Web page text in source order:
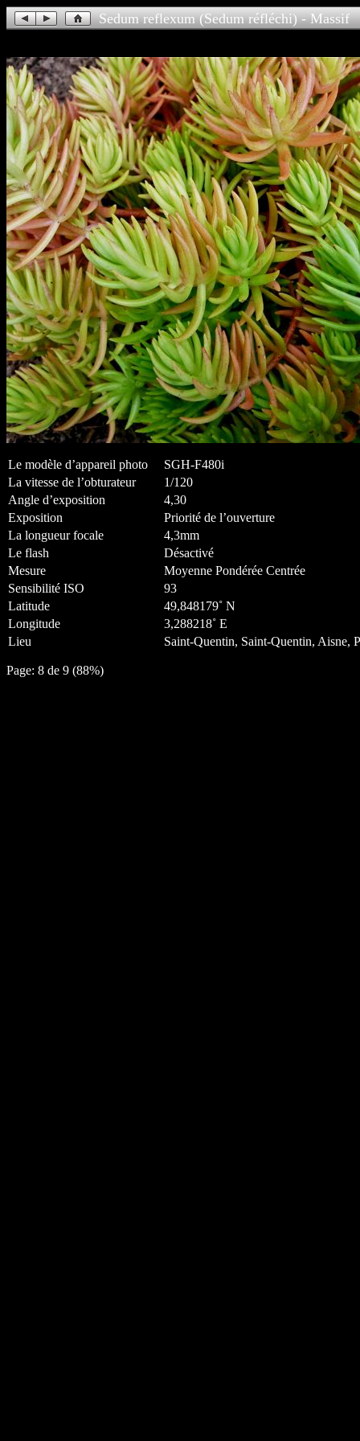
Sedum reflexum (Sedum réfléchi) - Massif
Le modèle d’appareil photo
SGH-F480i
La vitesse de l’obturateur
1/120
Angle d’exposition
4,30
Exposition
Priorité de l’ouverture
La longueur focale
4,3mm
Le flash
Désactivé
Mesure
Moyenne Pondérée Centrée
Sensibilité ISO
93
Latitude
49,848179˚ N
Longitude
3,288218˚ E
Lieu
Saint-Quentin, Saint-Quentin, Aisne,
Page: 8 de 9 (88%)